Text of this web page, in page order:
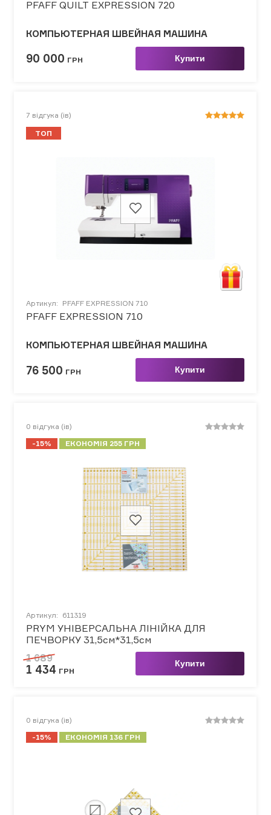
PFAFF QUILT EXPRESSION 720
КОМПЬЮТЕРНАЯ ШВЕЙНАЯ МАШИНА
90 000 ГРН Купити
7 відгука (ів)
ТОП
Артикул: PFAFF EXPRESSION 710
PFAFF EXPRESSION 710
КОМПЬЮТЕРНАЯ ШВЕЙНАЯ МАШИНА
76 500 ГРН Купити
0 відгука (ів)
-15%
ЕКОНОМІЯ 255 ГРН
Артикул: 611319
PRYM УНІВЕРСАЛЬНА ЛІНІЙКА ДЛЯ
ПЕЧВОРКУ 31,5см*31,5см
1 689
1 434 ГРН
Купити
0 відгука (ів)
-15%
ЕКОНОМІЯ 136 ГРН